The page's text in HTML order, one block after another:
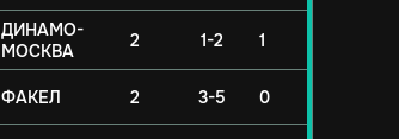
ДИНАМО-
МОСКВА
2 1-2 1
ФАКЕЛ 2 3-5 0